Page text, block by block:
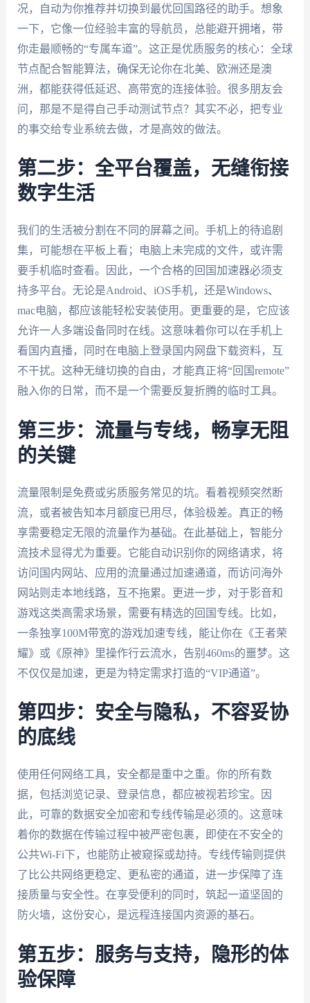
况，自动为你推荐并切换到最优回国路径的助手。想象
一下，它像一位经验丰富的导航员，总能避开拥堵，带
你走最顺畅的“专属车道”。这正是优质服务的核心：全球
节点配合智能算法，确保无论你在北美、欧洲还是澳
洲，都能获得低延迟、高带宽的连接体验。很多朋友会
问，那是不是得自己手动测试节点？其实不必，把专业
的事交给专业系统去做，才是高效的做法。
第二步：全平台覆盖，无缝衔接
数字生活
我们的生活被分割在不同的屏幕之间。手机上的待追剧
集，可能想在平板上看；电脑上未完成的文件，或许需
要手机临时查看。因此，一个合格的回国加速器必须支
持多平台。无论是Android、iOS手机，还是Windows、
mac电脑，都应该能轻松安装使用。更重要的是，它应该
允许一人多端设备同时在线。这意味着你可以在手机上
看国内直播，同时在电脑上登录国内网盘下载资料，互
不干扰。这种无缝切换的自由，才能真正将“回国remote”
融入你的日常，而不是一个需要反复折腾的临时工具。
第三步：流量与专线，畅享无阻
的关键
流量限制是免费或劣质服务常见的坑。看着视频突然断
流，或者被告知本月额度已用尽，体验极差。真正的畅
享需要稳定无限的流量作为基础。在此基础上，智能分
流技术显得尤为重要。它能自动识别你的网络请求，将
访问国内网站、应用的流量通过加速通道，而访问海外
网站则走本地线路，互不拖累。更进一步，对于影音和
游戏这类高需求场景，需要有精选的回国专线。比如，
一条独享100M带宽的游戏加速专线，能让你在《王者荣
耀》或《原神》里操作行云流水，告别460ms的噩梦。这
不仅仅是加速，更是为特定需求打造的“VIP通道”。
第四步：安全与隐私，不容妥协
的底线
使用任何网络工具，安全都是重中之重。你的所有数
据，包括浏览记录、登录信息，都应被视若珍宝。因
此，可靠的数据安全加密和专线传输是必须的。这意味
着你的数据在传输过程中被严密包裹，即使在不安全的
公共Wi-Fi下，也能防止被窥探或劫持。专线传输则提供
了比公共网络更稳定、更私密的通道，进一步保障了连
接质量与安全性。在享受便利的同时，筑起一道坚固的
防火墙，这份安心，是远程连接国内资源的基石。
第五步：服务与支持，隐形的体
验保障